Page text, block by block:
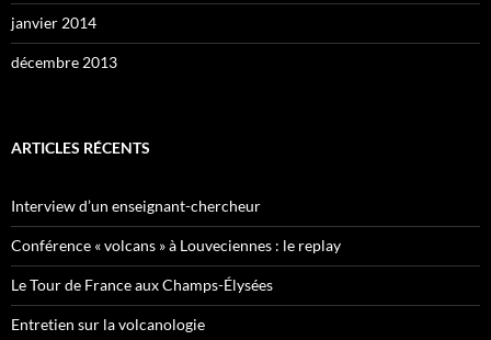
janvier 2014
décembre 2013
ARTICLES RÉCENTS
Interview d’un enseignant-chercheur
Conférence « volcans » à Louveciennes : le replay
Le Tour de France aux Champs-Élysées
Entretien sur la volcanologie